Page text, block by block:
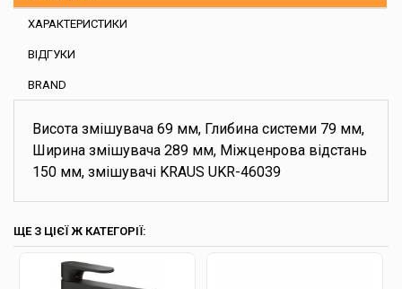
ХАРАКТЕРИСТИКИ
ВІДГУКИ
BRAND
Висота змішувача 69 мм, Глибина системи 79 мм,
Ширина змішувача 289 мм, Міжценрова відстань
150 мм, змішувачі KRAUS UKR-46039
ЩЕ З ЦІЄЇ Ж КАТЕГОРІЇ: